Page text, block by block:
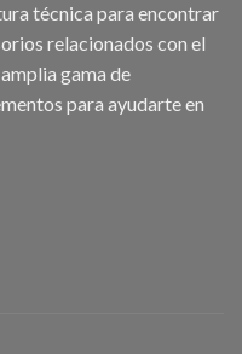
técnica para encontrar
relacionados con el
gama de
para ayudarte en